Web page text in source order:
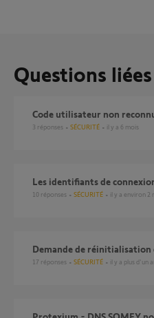
Questions liées
Code utilisateur non
3 réponses SÉCURITÉ il y a 6 mois
Les identifiants de
10 réponses SÉCURITÉ il y a environ 2
Demande de
17 réponses SÉCURITÉ il y a plus d'un